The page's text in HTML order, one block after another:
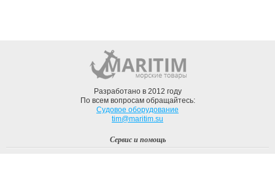
Разработано в 2012 году
По всем вопросам обращайтесь:
Судовое оборудование
tim@maritim.su
Сервис и помощь